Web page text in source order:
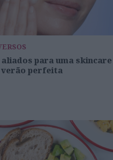
aliados para uma skincare
verão perfeita